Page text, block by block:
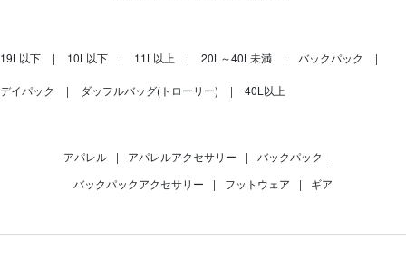
19L以下 10L以下 11L以上 20L～40L未満 バックパック
デイパック ダッフルバッグ(トローリー) 40L以上
アパレル | アパレルアクセサリー | バックパック
|
バックパックアクセサリー
| フットウェア | ギア